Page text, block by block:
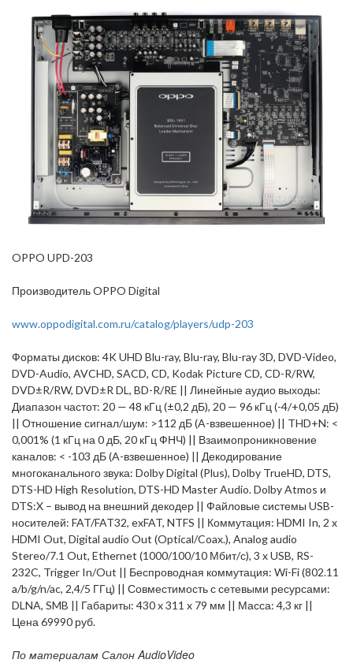
OPPO UPD-203
Производитель OPPO Digital
www.oppodigital.com.ru/catalog/players/udp-203
Форматы дисков: 4K UHD Blu-ray, Blu-ray, Blu-ray 3D, DVD-Video,
DVD-Audio, AVCHD, SACD, CD, Kodak Picture CD, CD-R/RW,
DVD±R/RW, DVD±R DL, BD-R/RE || Линейные аудио выходы:
Диапазон частот: 20 — 48 кГц (±0,2 дБ), 20 — 96 кГц (-4/+0,05 дБ)
|| Отношение сигнал/шум: >112 дБ (A-взвешенное) || THD+N: <
0,001% (1 кГц на 0 дБ, 20 кГц ФНЧ) || Взаимопроникновение
каналов: < -103 дБ (A-взвешенное) || Декодирование
многоканального звука: Dolby Digital (Plus), Dolby TrueHD, DTS,
DTS-HD High Resolution, DTS-HD Master Audio. Dolby Atmos и
DTS:X – вывод на внешний декодер || Файловые системы USB-
носителей: FAT/FAT32, exFAT, NTFS || Коммутация: HDMI In, 2 x
HDMI Out, Digital audio Out (Optical/Coax.), Analog audio
Stereo/7.1 Out, Ethernet (1000/100/10 Мбит/с), 3 x USB, RS-
232C, Trigger In/Out || Беспроводная коммутация: Wi-Fi (802.11
a/b/g/n/ac, 2,4/5 ГГц) || Совместимость с сетевыми ресурсами:
DLNA, SMB || Габариты: 430 x 311 x 79 мм || Масса: 4,3 кг ||
Цена 69990 руб.
По материалам Салон AudioVideo